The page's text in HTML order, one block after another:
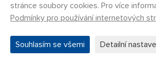
stránce soubory cookies. Pro více
Podmínky pro používání internetových
Souhlasím se všemi Detailní